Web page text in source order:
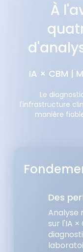
À
IA × CBM |
Le
l'infrastructure
manière
Des
Analyse
sur l'IA